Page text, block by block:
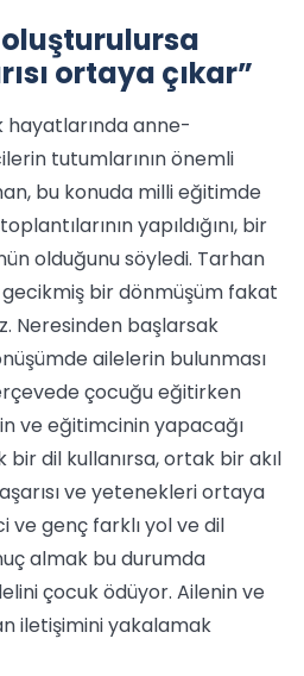
oluşturulursa
ortaya çıkar”
anne-
tutumlarının önemli
bu konuda milli eğitimde
yapıldığını, bir
olduğunu söyledi. Tarhan
gecikmiş bir dönmüşüm fakat
Neresinden başlarsak
ailelerin bulunması
çocuğu eğitirken
ve eğitimcinin yapacağı
dil kullanırsa, ortak bir akıl
ve yetenekleri ortaya
ve genç farklı yol ve dil
almak bu durumda
çocuk ödüyor. Ailenin ve
iletişimini yakalamak